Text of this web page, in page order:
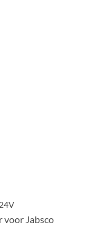
voor Jabsco